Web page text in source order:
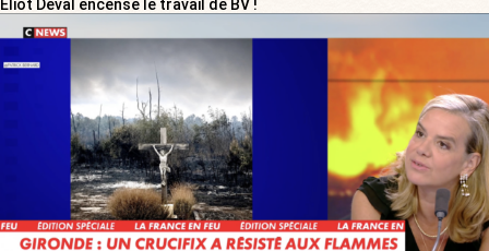
Eliot Deval encense le travail de BV !